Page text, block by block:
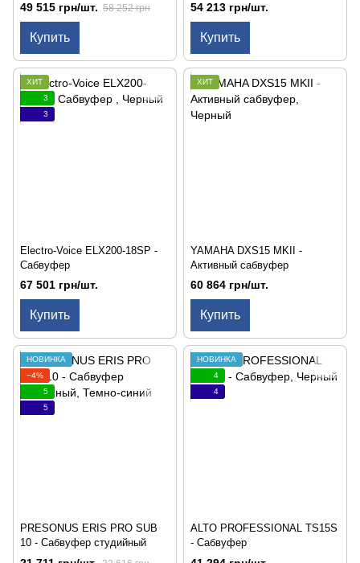
49 515 грн/шт. 58 252 грн
Купить
54 213 грн/шт.
Купить
ХИТ
3
3
Electro-Voice ELX200-18SP -
Сабвуфер
67 501 грн/шт.
Купить
ХИТ
YAMAHA DXS15 MKII -
Активный сабвуфер
60 864 грн/шт.
Купить
НОВИНКА
−4%
5
5
PRESONUS ERIS PRO SUB
10 - Сабвуфер студийный
НОВИНКА
4
4
ALTO PROFESSIONAL TS15S
- Сабвуфер